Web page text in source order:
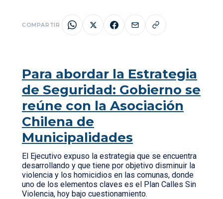
COMPARTIR
Para abordar la Estrategia
de Seguridad: Gobierno se
reúne con la Asociación
Chilena de
Municipalidades
El Ejecutivo expuso la estrategia que se encuentra
desarrollando y que tiene por objetivo disminuir la
violencia y los homicidios en las comunas, donde
uno de los elementos claves es el Plan Calles Sin
Violencia, hoy bajo cuestionamiento.